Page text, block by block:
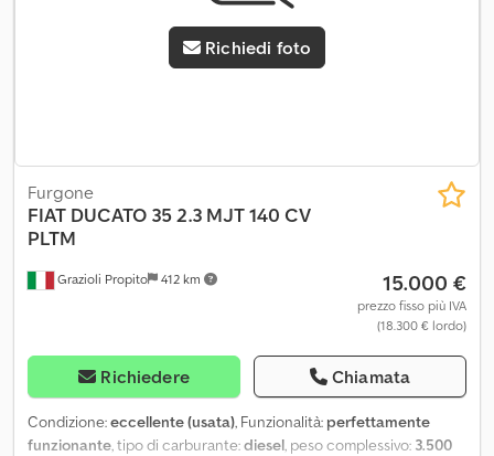
Richiedi foto
Grazioli Propito 412 km
Furgone
FIAT DUCATO 35 2.3 MJT 140 CV
PLTM
15.000 €
prezzo fisso più IVA
(18.300 € lordo)
Richiedere Chiamata
Condizione:eccellente (usata), Funzionalità: perfettamente
funzionante , tipo di carburante:diesel , peso complessivo: 3.500